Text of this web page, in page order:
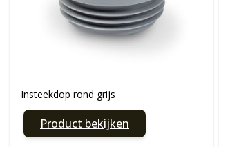
Insteekdop rond grijs
Product bekijken